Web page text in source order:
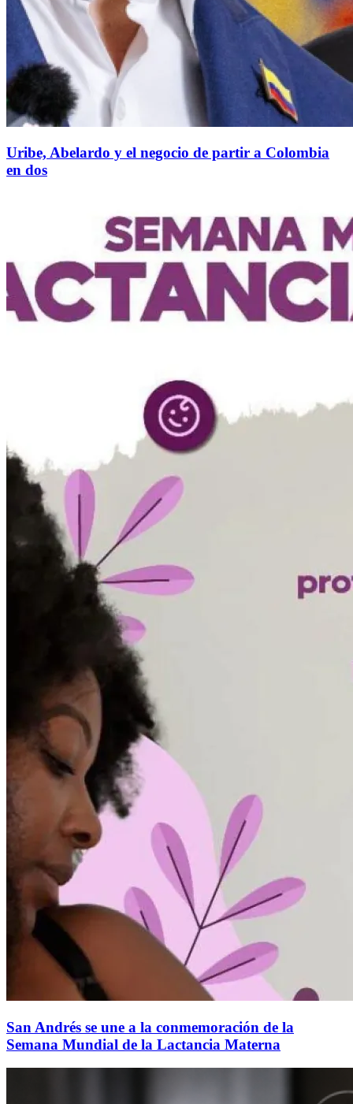
Uribe, Abelardo y el negocio de partir a Colombia
en dos
San Andrés se une a la conmemoración de la
Semana Mundial de la Lactancia Materna